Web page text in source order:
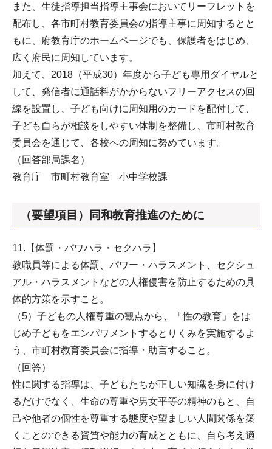
また、生徒指導担当指導主事会においてリーフレットを
配布し、各市町村教育委員会の指導主事に周知するとと
もに、府教育庁のホームページでも、保護者をはじめ、
広く府民に周知しています。
加えて、2018（平成30）年度から子ども専用ダイヤルと
して、発信者に通話料がかからないフリーアクセスの回
線を設置し、子ども向けに周知用のカードを配付して、
子ども自らが相談をしやすい体制を整備し、市町村教育
委員会を通じて、各校への周知に努めています。
（回答部局課名）
教育庁 市町村教育室 小中学校課
（要望項目）同和教育推進のために
11.【体罰・パワハラ・セクハラ】
教職員等による体罰、パワー・ハラスメント、セクシュ
アル・ハラスメントなどの人権侵害を防止するための具
体的方策を示すこと。
（5）子どもの人権尊重の観点から、「性の教育」をは
じめ子どもをエンパワメントするとりくみを実施するよ
う、市町村教育委員会に指導・助言すること。
（回答）
性に関する指導は、子どもたちが正しい知識を身に付け
るだけでなく、生命の尊重や男女平等の精神のもと、自
己や他者の個性を尊重する態度や望ましい人間関係を築
くことのできる資質や能力の育成とともに、自ら考え適